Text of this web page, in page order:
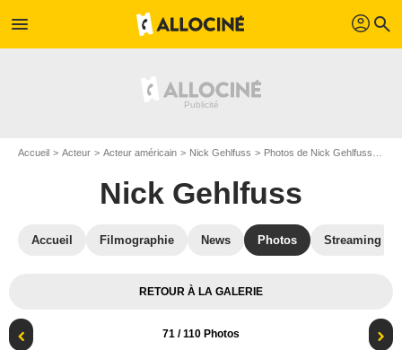
menu profil search
Accueil Acteur Acteur américain Nick Gehlfuss Photos de Nick Gehlfuss
Nick Gehlfuss
Accueil Filmographie News Photos Streaming
RETOUR À LA GALERIE
71 / 110 Photos